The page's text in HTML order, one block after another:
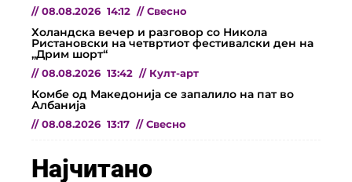
// 08.08.2026 14:12 // Свесно
Холандска вечер и разговор со Никола
Ристановски на четвртиот фестивалски ден на
„Дрим шорт“
// 08.08.2026 13:42 // Култ-арт
Комбе од Македонија се запалило на пат во
Албанија
// 08.08.2026 13:17 // Свесно
Најчитано